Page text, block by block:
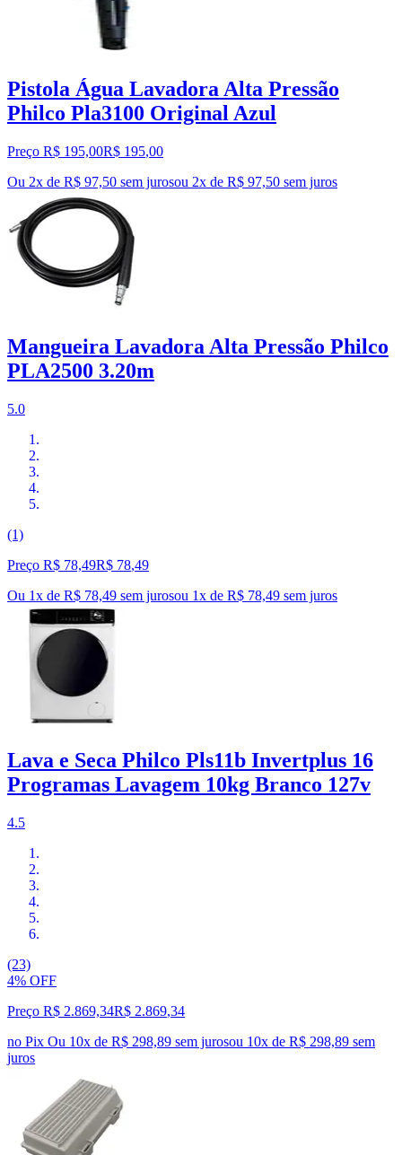
Pistola Água Lavadora Alta Pressão
Philco Pla3100 Original Azul
Preço R$ 195,00R$ 195,00
Ou 2x de R$ 97,50 sem jurosou 2x de R$ 97,50 sem juros
Mangueira Lavadora Alta Pressão Philco
PLA2500 3.20m
5.0
(1)
Preço R$ 78,49R$ 78,49
Ou 1x de R$ 78,49 sem jurosou 1x de R$ 78,49 sem juros
Lava e Seca Philco Pls11b Invertplus 16
Programas Lavagem 10kg Branco 127v
4.5
(23)
4% OFF
Preço R$ 2.869,34R$ 2.869,34
no Pix Ou 10x de R$ 298,89 sem jurosou 10x de R$ 298,89 sem
juros